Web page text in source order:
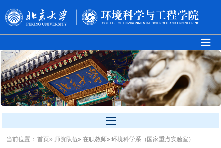
当前位置：首页» 师资队伍»在职教师» 环境科学系（国家重点实验室）